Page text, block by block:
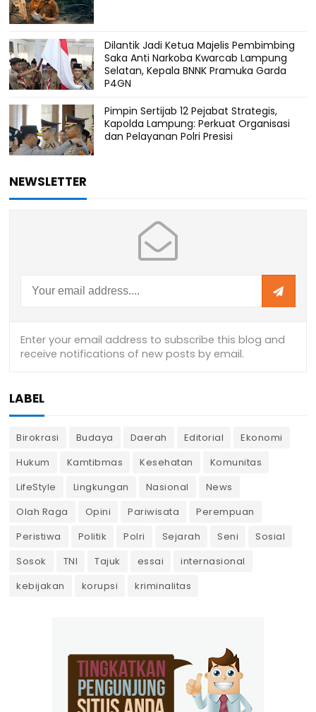
Dilantik Jadi Ketua Majelis Pembimbing
Saka Anti Narkoba Kwarcab Lampung
Selatan, Kepala BNNK Pramuka Garda
P4GN
Pimpin Sertijab 12 Pejabat Strategis,
Kapolda Lampung: Perkuat Organisasi
dan Pelayanan Polri Presisi
NEWSLETTER
LABEL
Birokrasi Budaya Daerah Editorial
Ekonomi
Hukum
Kamtibmas Kesehatan
Komunitas
LifeStyle
Lingkungan Nasional
News
Olah Raga
Opini Pariwisata
Perempuan
Peristiwa
Politik Polri Sejarah Seni
Sosial
Sosok
TNI Tajuk essai
internasional
kebijakan
korupsi kriminalitas